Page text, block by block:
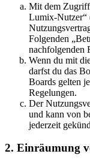
Mit dem
Lumix-Nutzer“
Folgenden
nachfolgenden
Wenn du mit
darfst du das
Boards gelten
Regelungen.
Der
und kann von
jederzeit
2. Einräumung